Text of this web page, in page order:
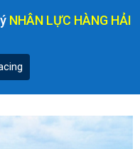
NHÂN LỰC HÀNG HẢI